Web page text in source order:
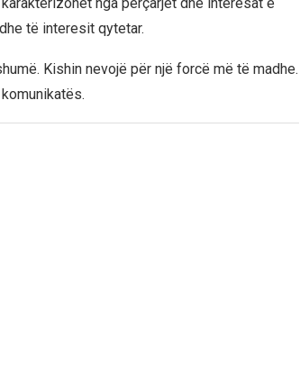
nga përçarjet dhe interesat e
të interesit qytetar.
Kishin nevojë për një forcë më të madhe.